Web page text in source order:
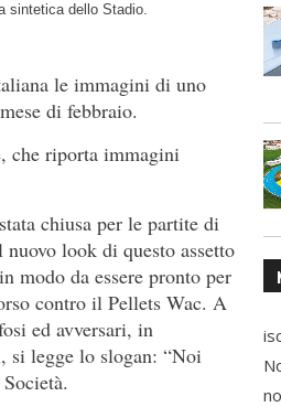
sintetica dello Stadio.
le immagini di uno
di febbraio.
che riporta immagini
chiusa per le partite di
look di questo assetto
modo da essere pronto per
contro il Pellets Wac. A
ed avversari, in
si legge lo slogan: “Noi